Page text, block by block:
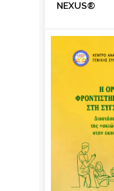
NEXUS®